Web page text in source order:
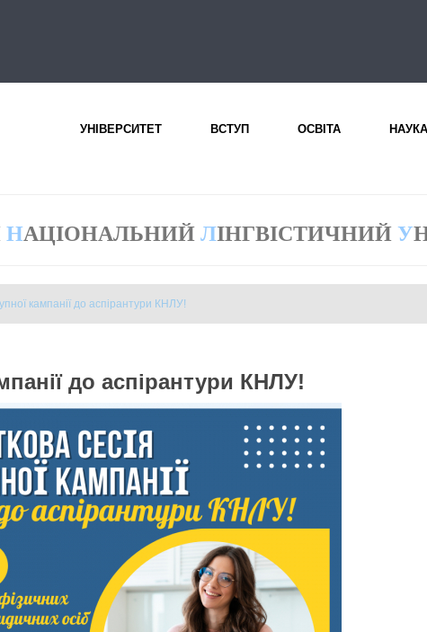
УНІВЕРСИТЕТ ВСТУП ОСВІТА НАУКА
НАЦІОНАЛЬНИЙ ЛІНГВІСТИЧНИЙ У
кампанії до аспірантури КНЛУ!
до аспірантури КНЛУ!